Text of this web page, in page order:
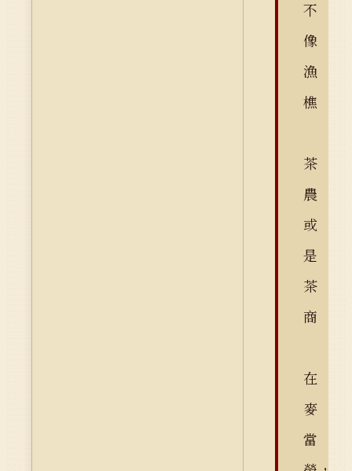
不
像
漁
樵
茶
農
或
是
茶
商
在
麥
當